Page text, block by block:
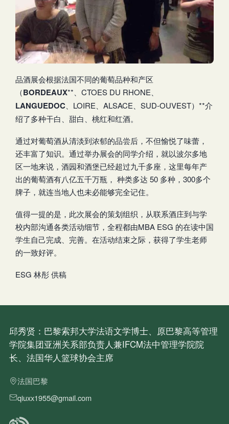
品酒展会根据法国不同的葡萄品种和产区
（BORDEAUX**、CTOES DU RHONE、
LANGUEDOC 、LOIRE、ALSACE、SUD-OUVEST）**介
绍了多种干白、甜白、桃红和红酒。
通过对葡萄酒从清淡到浓郁的品尝后，不但愉悦了味蕾，
还丰富了知识。通过举办展会的同学介绍，就以波尔多地
区一地来说，酒园和酒堡已经超过九千多座，这里每年产
出的葡萄酒有八亿五千万瓶， 种类多达 50 多种，300多个
牌子，就连当地人也未必能够完全记住。
值得一提的是，此次展会的策划组织，从联系酒庄到与学
校内部沟通各类活动细节，全程都由MBA ESG 的在读中国
学生自己完成、完善。在活动结束之际，获得了学生老师
的一致好评。
ESG 林彤 供稿
邱秀贤：巴黎索邦大学法语文学博士、原巴黎高等管理
学院集团亚洲关系部负责人兼IFCM法中管理学院院
长、法国华人篮球协会主席
法国巴黎
qiuxx1955@gmail.com